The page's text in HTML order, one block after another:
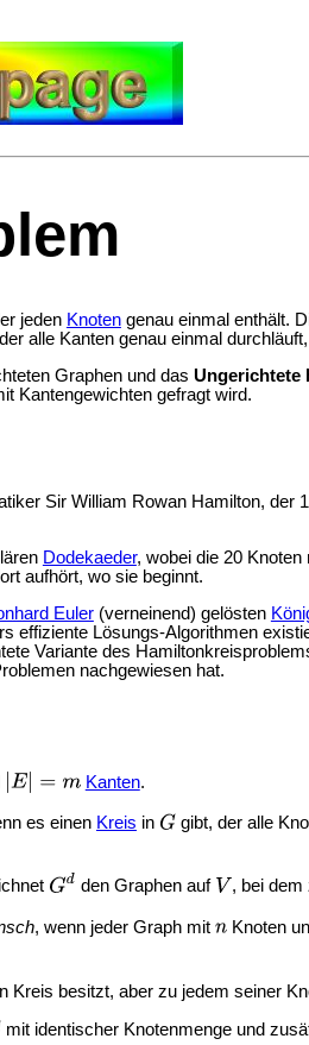
jeden Knotengenau einmal enthält.
alle Kanten genau einmal
Graphen und das Ungerichtete
Kantengewichten gefragt wird.
Sir William Rowan Hamilton, der
Dodekaeder, wobei die 20
aufhört, wo sie beginnt.
Euler(verneinend) gelösten
effiziente Lösungs-Algorithmen
Variante des
nachgewiesen hat.
Kanten.
es einen Kreis in gibt, der alle
den Graphen auf , bei dem
, wenn jeder Graph mit Knoten
Kreis besitzt, aber zu jedem seiner
mit identischer Knotenmenge und